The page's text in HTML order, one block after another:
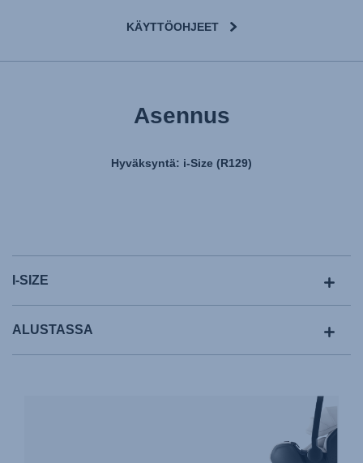
KÄYTTÖOHJEET
Asennus
Hyväksyntä: i-Size (R129)
I-SIZE
ALUSTASSA